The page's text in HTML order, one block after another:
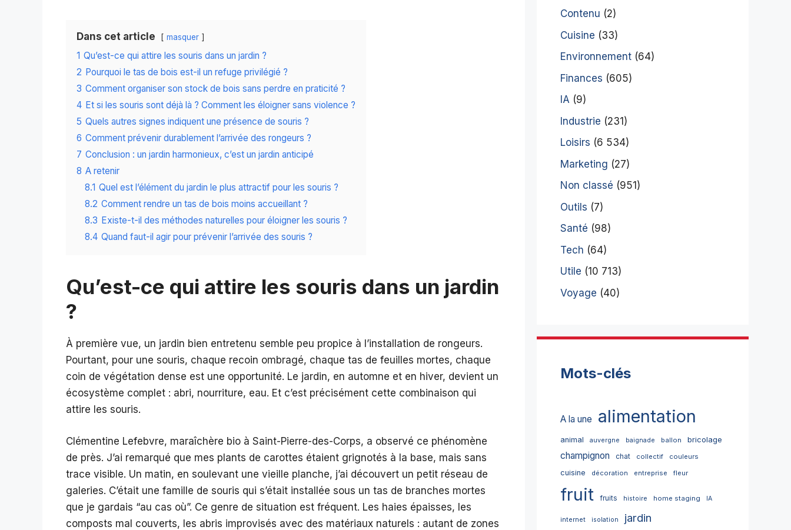
Dans cet article masquer
1 Qu’est-ce qui attire les souris dans un jardin ?
2 Pourquoi le tas de bois est-il un refuge privilégié ?
3 Comment organiser son stock de bois sans perdre en praticité ?
4 Et si les souris sont déjà là ? Comment les éloigner sans violence ?
5 Quels autres signes indiquent une présence de souris ?
6 Comment prévenir durablement l’arrivée des rongeurs ?
7 Conclusion : un jardin harmonieux, c’est un jardin anticipé
8 A retenir
8.1 Quel est l’élément du jardin le plus attractif pour les souris ?
8.2 Comment rendre un tas de bois moins accueillant ?
8.3 Existe-t-il des méthodes naturelles pour éloigner les souris ?
8.4 Quand faut-il agir pour prévenir l’arrivée des souris ?
Qu’est-ce qui attire les souris dans un jardin
?
À première vue, un jardin bien entretenu semble peu propice à l’installation de rongeurs.
Pourtant, pour une souris, chaque recoin ombragé, chaque tas de feuilles mortes, chaque
coin de végétation dense est une opportunité. Le jardin, en automne et en hiver, devient un
écosystème complet : abri, nourriture, eau. Et c’est précisément cette combinaison qui
attire les souris.
Clémentine Lefebvre, maraîchère bio à Saint-Pierre-des-Corps, a observé ce phénomène
de près. J’ai remarqué que mes plants de carottes étaient grignotés à la base, mais sans
trace visible. Un matin, en soulevant une vieille planche, j’ai découvert un petit réseau de
galeries. C’était une famille de souris qui s’était installée sous un tas de branches mortes
que je gardais “au cas où”. Ce genre de situation est fréquent. Les haies épaisses, les
composts mal couverts, les abris improvisés avec des matériaux naturels : autant de zones
Contenu (2)
Cuisine (33)
Environnement (64)
Finances (605)
IA (9)
Industrie (231)
Loisirs (6 534)
Marketing (27)
Non classé (951)
Outils (7)
Santé (98)
Tech (64)
Utile (10 713)
Voyage (40)
Mots-clés
A la une alimentation
animal auvergne baignade ballon bricolage
champignon chat collectif couleurs
cuisine décoration entreprise fleur
fruit fruits histoire home staging IA
internet isolation jardin